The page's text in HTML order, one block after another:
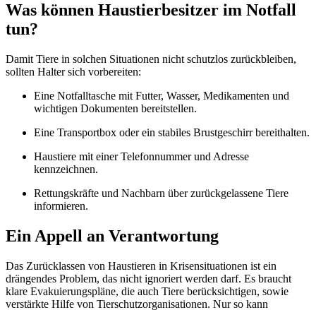
Was können Haustierbesitzer im Notfall
tun?
Damit Tiere in solchen Situationen nicht schutzlos zurückbleiben,
sollten Halter sich vorbereiten:
Eine Notfalltasche mit Futter, Wasser, Medikamenten und
wichtigen Dokumenten bereitstellen.
Eine Transportbox oder ein stabiles Brustgeschirr bereithalten.
Haustiere mit einer Telefonnummer und Adresse
kennzeichnen.
Rettungskräfte und Nachbarn über zurückgelassene Tiere
informieren.
Ein Appell an Verantwortung
Das Zurücklassen von Haustieren in Krisensituationen ist ein
drängendes Problem, das nicht ignoriert werden darf. Es braucht
klare Evakuierungspläne, die auch Tiere berücksichtigen, sowie
verstärkte Hilfe von Tierschutzorganisationen. Nur so kann